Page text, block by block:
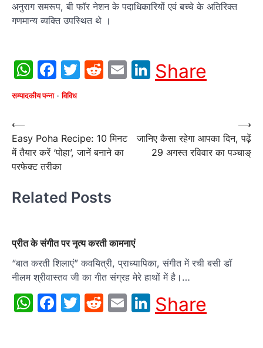
अनुराग समरूप, बी फॉर नेशन के पदाधिकारियों एवं बच्चे के अतिरिक्त
गणमान्य व्यक्ति उपस्थित थे ।
WhatsApp
Facebook
Twitter
Reddit
EmailLinkedIn
Share
सम्पादकीय पन्ना विविध
Post
navigation
⟵
Easy Poha Recipe: 10 मिनट
में तैयार करें ‘पोहा’, जानें बनाने का
परफेक्ट तरीका
जानिए कैसा रहेगा आपका दिन, पढ़ें
29 अगस्त रविवार का पञ्चाङ्
⟶
Related Posts
प्रीत के संगीत पर नृत्य करती कामनाएं
“बात करती शिलाएं” कवयित्री, प्राध्यापिका, संगीत में रची बसी डॉ
नीलम श्रीवास्तव जी का गीत संग्रह मेरे हाथों में है।…
WhatsApp
Facebook
Twitter
Reddit
EmailLinkedIn
Share